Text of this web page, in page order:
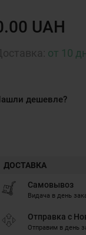
UAH
от 10
дешевле?
ДОСТАВКА
Самовывоз
Видача в день
Отправка с
Отправим в день